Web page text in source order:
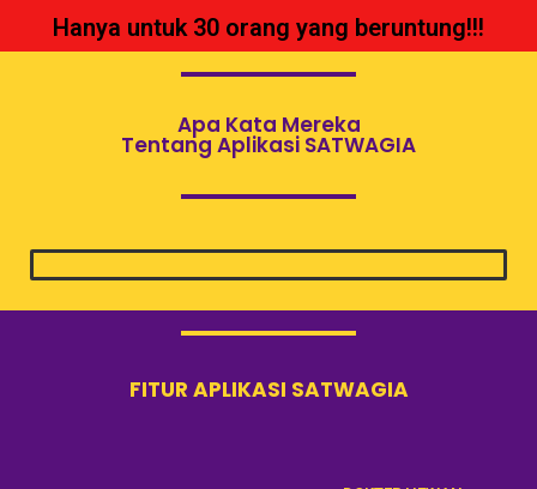
Hanya untuk 30 orang yang beruntung!!!
Apa Kata Mereka
Tentang Aplikasi SATWAGIA
FITUR APLIKASI SATWAGIA